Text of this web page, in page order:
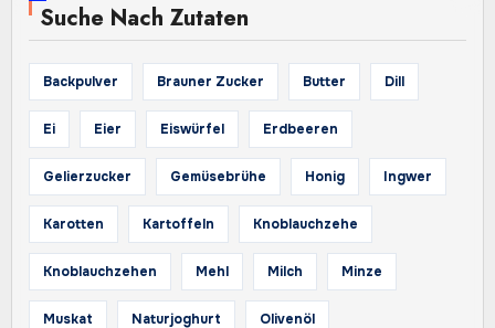
Suche Nach Zutaten
Backpulver Brauner Zucker Butter Dill
Ei Eier Eiswürfel Erdbeeren
Gelierzucker Gemüsebrühe Honig Ingwer
Karotten Kartoffeln Knoblauchzehe
Knoblauchzehen Mehl Milch Minze
Muskat Naturjoghurt Olivenöl